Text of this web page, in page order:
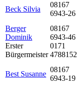
Beck Silvia
08167
6943-26
Berger
Dominik
Erster
Bürgermeister
08167
6943-46
0171
4788152
Best Susanne
08167
6943-19